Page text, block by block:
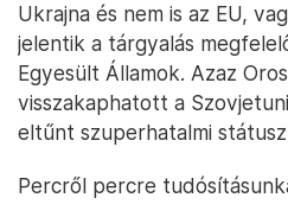
Ukrajna és nem is az EU,
jelentik a tárgyalás
Egyesült Államok. Azaz
visszakaphatott a
eltűnt szuperhatalmi
Percről percre